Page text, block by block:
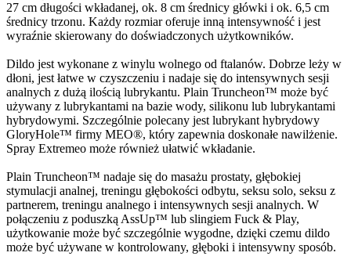
27 cm długości wkładanej, ok. 8 cm średnicy główki i ok. 6,5 cm
średnicy trzonu. Każdy rozmiar oferuje inną intensywność i jest
wyraźnie skierowany do doświadczonych użytkowników.
Dildo jest wykonane z winylu wolnego od ftalanów. Dobrze leży w
dłoni, jest łatwe w czyszczeniu i nadaje się do intensywnych sesji
analnych z dużą ilością lubrykantu. Plain Truncheon™ może być
używany z lubrykantami na bazie wody, silikonu lub lubrykantami
hybrydowymi. Szczególnie polecany jest lubrykant hybrydowy
GloryHole™ firmy MEO®, który zapewnia doskonałe nawilżenie.
Spray Extremeo może również ułatwić wkładanie.
Plain Truncheon™ nadaje się do masażu prostaty, głębokiej
stymulacji analnej, treningu głębokości odbytu, seksu solo, seksu z
partnerem, treningu analnego i intensywnych sesji analnych. W
połączeniu z poduszką AssUp™ lub slingiem Fuck & Play,
użytkowanie może być szczególnie wygodne, dzięki czemu dildo
może być używane w kontrolowany, głęboki i intensywny sposób.